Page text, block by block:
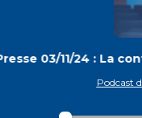
03/11/24 : La
Podcast